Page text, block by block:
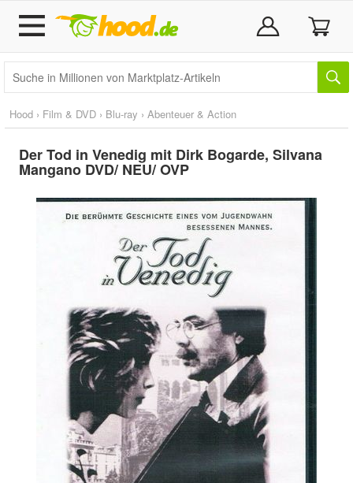
Hood › Film & DVD › Blu-ray › Abenteuer & Action
Der Tod in Venedig mit Dirk Bogarde, Silvana
Mangano DVD/ NEU/ OVP